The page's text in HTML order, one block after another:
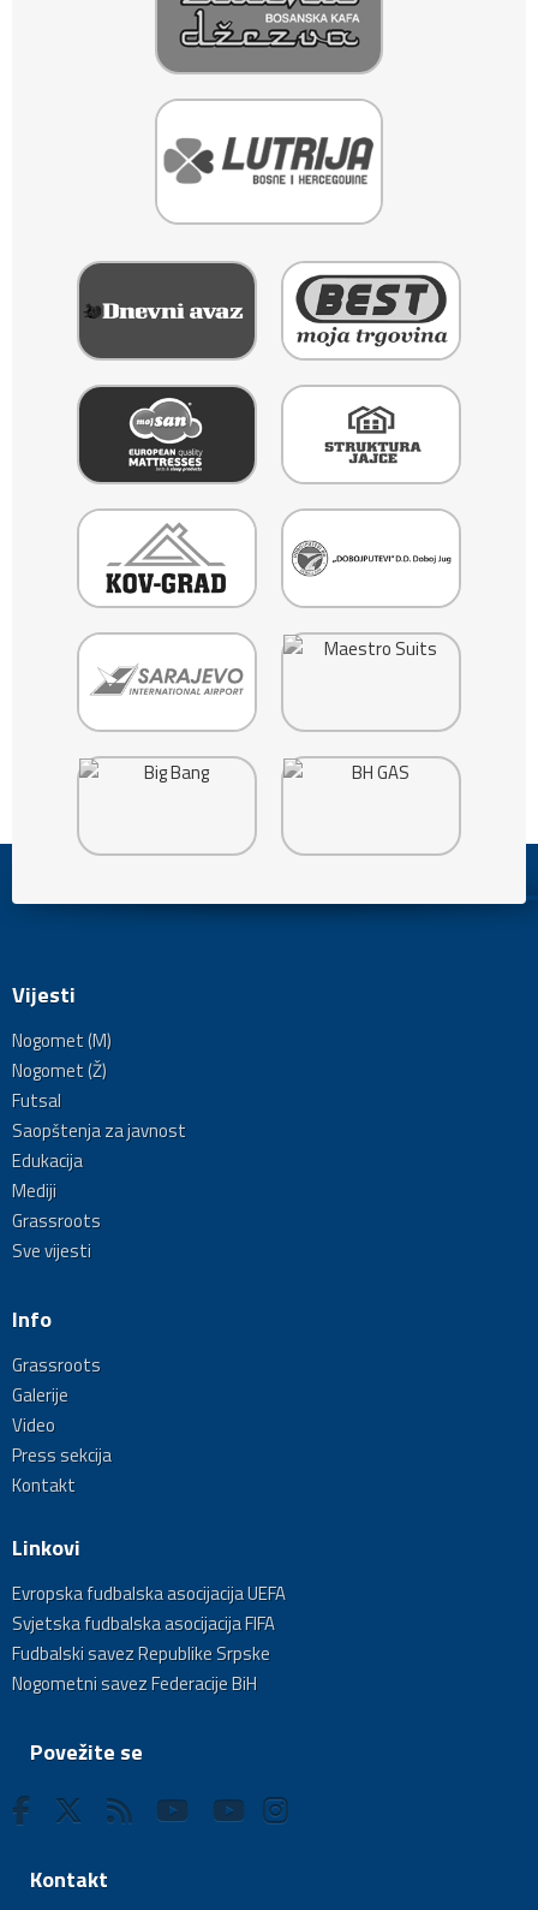
Vijesti
Nogomet (M)
Nogomet (Ž)
Futsal
Saopštenja za javnost
Edukacija
Mediji
Grassroots
Sve vijesti
Info
Grassroots
Galerije
Video
Press sekcija
Kontakt
Linkovi
Evropska fudbalska asocijacija UEFA
Svjetska fudbalska asocijacija FIFA
Fudbalski savez Republike Srpske
Nogometni savez Federacije BiH
Povežite se
Kontakt